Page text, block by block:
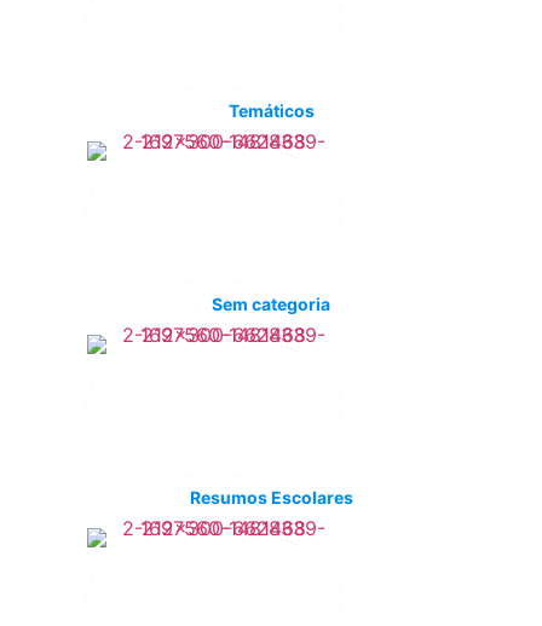
Temáticos
Sem categoria
Resumos Escolares